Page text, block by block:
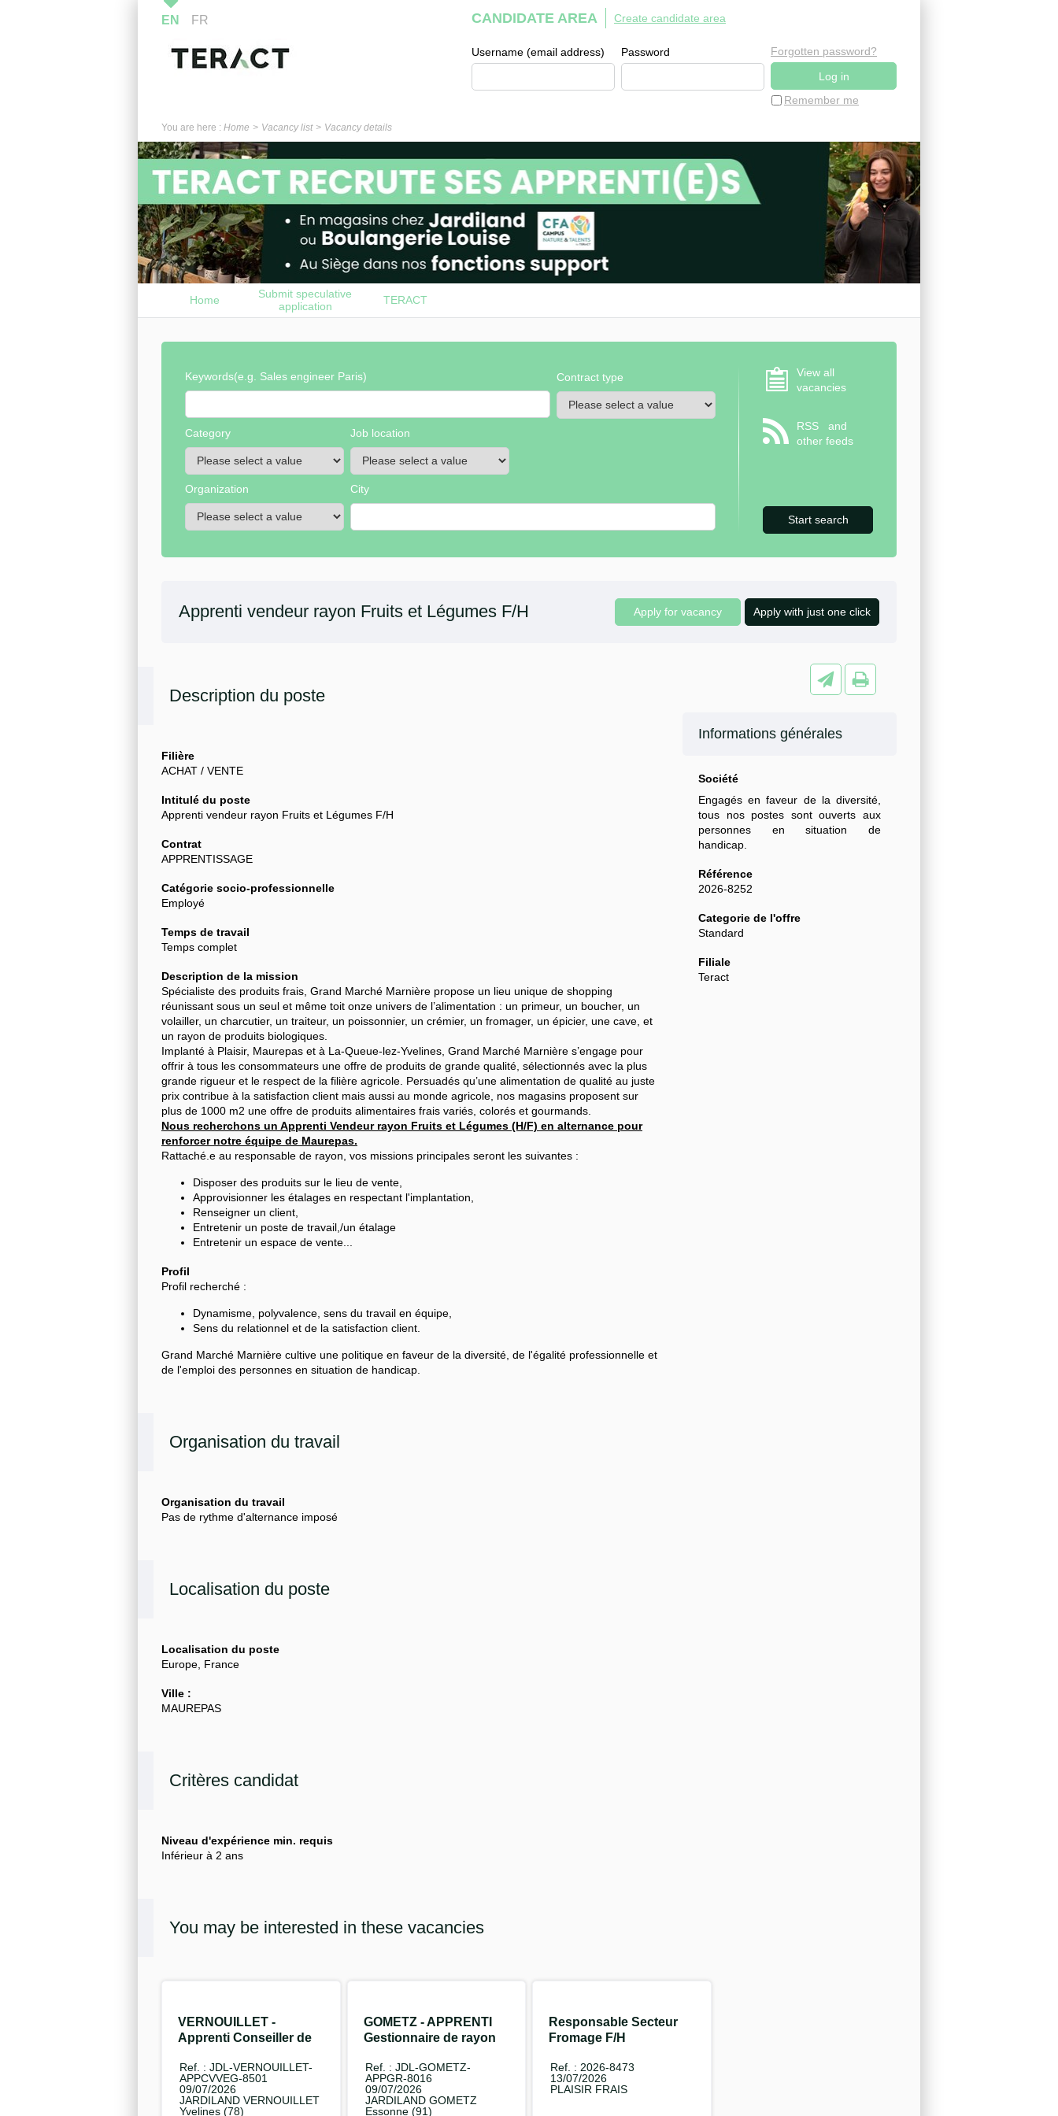
EN FR CANDIDATE AREA
Username (email address) Password
Remember me
Forgotten password?
Create candidate area
You are here : Home Vacancy list Vacancy details
Home
Submit speculative
application
TERACT
Keywords(e.g. Sales engineer Paris) Contract type
Category Job location
Organization City
View all
vacancies
RSS
and
other feeds
Apprenti vendeur rayon Fruits et Légumes F/H
Description du poste
Filière
ACHAT / VENTE
Intitulé du poste
Apprenti vendeur rayon Fruits et Légumes F/H
Contrat
APPRENTISSAGE
Catégorie socio-professionnelle
Employé
Temps de travail
Temps complet
Description de la mission
Spécialiste des produits frais, Grand Marché Marnière propose un lieu unique de shopping
réunissant sous un seul et même toit onze univers de l’alimentation : un primeur, un boucher, un
volailler, un charcutier, un traiteur, un poissonnier, un crémier, un fromager, un épicier, une cave, et
un rayon de produits biologiques.
Implanté à Plaisir, Maurepas et à La-Queue-lez-Yvelines, Grand Marché Marnière s’engage pour
offrir à tous les consommateurs une offre de produits de grande qualité, sélectionnés avec la plus
grande rigueur et le respect de la filière agricole. Persuadés qu’une alimentation de qualité au juste
prix contribue à la satisfaction client mais aussi au monde agricole, nos magasins proposent sur
plus de 1000 m2 une offre de produits alimentaires frais variés, colorés et gourmands.
Nous recherchons un Apprenti Vendeur rayon Fruits et Légumes (H/F) en alternance pour
renforcer notre équipe de Maurepas.
Rattaché.e au responsable de rayon, vos missions principales seront les suivantes :
Disposer des produits sur le lieu de vente,
Approvisionner les étalages en respectant l'implantation,
Renseigner un client,
Entretenir un poste de travail,/un étalage
Entretenir un espace de vente...
Profil
Profil recherché :
Dynamisme, polyvalence, sens du travail en équipe,
Sens du relationnel et de la satisfaction client.
Grand Marché Marnière cultive une politique en faveur de la diversité, de l'égalité professionnelle et
de l'emploi des personnes en situation de handicap.
Organisation du travail
Organisation du travail
Pas de rythme d'alternance imposé
Localisation du poste
Localisation du poste
Europe, France
Ville :
MAUREPAS
Critères candidat
Niveau d'expérience min. requis
Inférieur à 2 ans
Informations générales
Société
Engagés en faveur de la diversité,
tous nos postes sont ouverts aux
personnes en situation de
handicap.
Référence
2026-8252
Categorie de l'offre
Standard
Filiale
Teract
You may be interested in these vacancies
VERNOUILLET -
Apprenti Conseiller de
Ref. : JDL-VERNOUILLET-
APPCVVEG-8501
09/07/2026
JARDILAND VERNOUILLET
Yvelines (78)
GOMETZ - APPRENTI
Gestionnaire de rayon
Ref. : JDL-GOMETZ-
APPGR-8016
09/07/2026
JARDILAND GOMETZ
Essonne (91)
Responsable Secteur
Fromage F/H
Ref. : 2026-8473
13/07/2026
PLAISIR FRAIS